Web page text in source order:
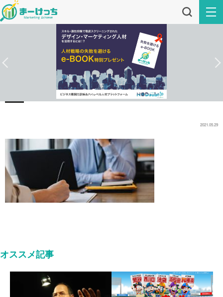
2021.05.29
オススメ記事